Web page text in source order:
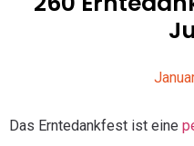
Das Erntedankfest ist eine